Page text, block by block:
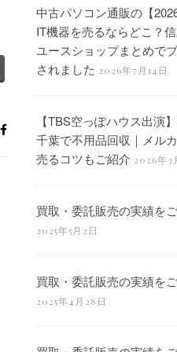
中古パソコン通販の【
IT機器を売るならどこ？
ユースショップまとめで
されました 2026年7月14日
【TBS空っぽハウス出演
千葉で不用品回収｜メル
売るコツもご紹介 2026年3
買取・委託販売の実績を
2025年5月2日
買取・委託販売の実績を
2025年4月28日